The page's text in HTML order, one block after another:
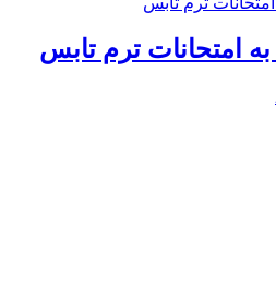
امتحانات ترم تابس